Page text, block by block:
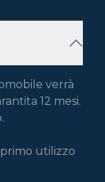
verrà
12 mesi.
utilizzo